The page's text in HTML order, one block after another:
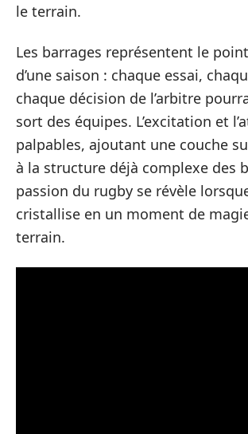
le terrain.
Les barrages représentent le
d’une saison : chaque essai,
chaque décision de l’arbitre
sort des équipes. L’excitation et
palpables, ajoutant une couche
à la structure déjà complexe des
passion du rugby se révèle
cristallise en un moment de
terrain.